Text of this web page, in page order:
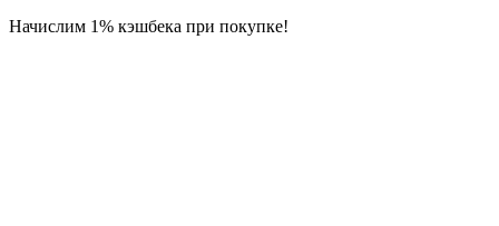
Начислим 1% кэшбека при покупке!